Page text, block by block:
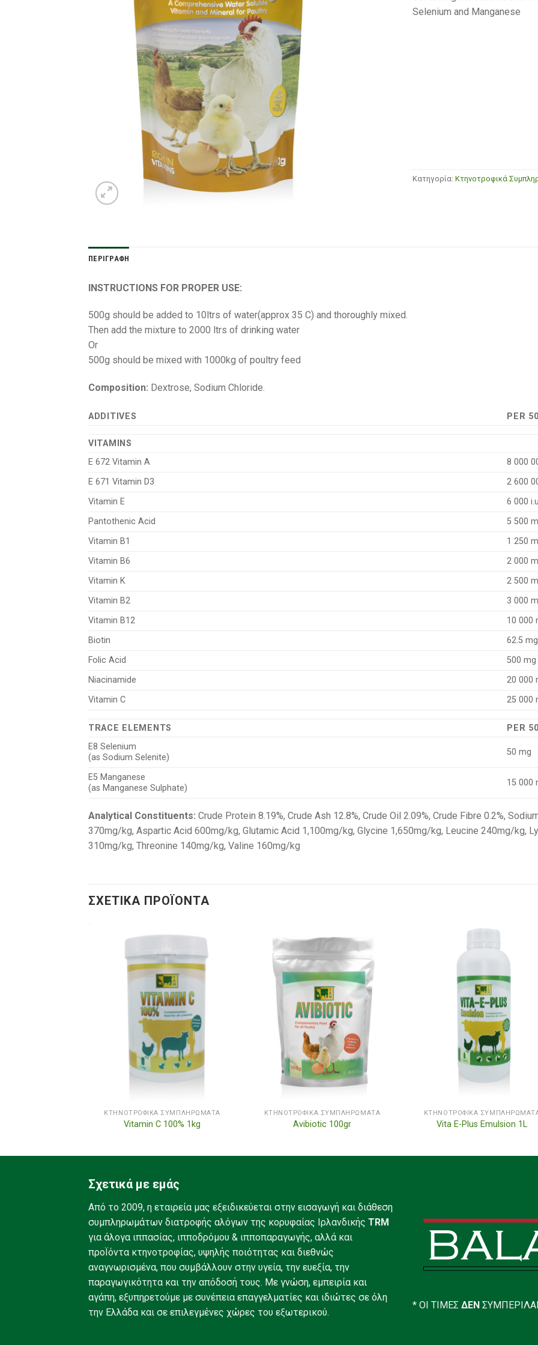
Selenium and Manganese
Κατηγορία: Κτηνοτροφικά
ΠΕΡΙΓΡΑΦΉ
INSTRUCTIONS FOR PROPER USE:
500g should be added to 10ltrs of water(approx 35 C) and thoroughly mixed.
Then add the mixture to 2000 ltrs of drinking water
Or
500g should be mixed with 1000kg of poultry feed
Composition: Dextrose, Sodium Chloride.
ADDITIVES PER
VITAMINS
E 672 Vitamin A
8 000
E 671 Vitamin D3
2 600
Vitamin E
6 000 i.u
Pantothenic Acid
5 500
Vitamin B1
1 250
Vitamin B6
2 000
Vitamin K
2 500
Vitamin B2
3 000
Vitamin B12
10 000
Biotin
62.5 mg
Folic Acid
500 mg
Niacinamide
20 000
Vitamin C
25 000
TRACE ELEMENTS
PER
E8 Selenium
(as Sodium Selenite)
50 mg
E5 Manganese
(as Manganese Sulphate)
15 000
Analytical Constituents: Crude Protein 8.19%, Crude Ash 12.8%, Crude Oil 2.09%, Crude Fibre 0.2%,
370mg/kg, Aspartic Acid 600mg/kg, Glutamic Acid 1,100mg/kg, Glycine 1,650mg/kg, Leucine 240mg/kg,
310mg/kg, Threonine 140mg/kg, Valine 160mg/kg
ΣΧΕΤΙΚΆ ΠΡΟΪΌΝΤΑ
ΚΤΗΝΟΤΡΟΦΙΚΆ ΣΥΜΠΛΗΡΏΜΑΤΑ
Vitamin C 100% 1kg
ΚΤΗΝΟΤΡΟΦΙΚΆ ΣΥΜΠΛΗΡΏΜΑΤΑ
Avibiotic 100gr
ΚΤΗΝΟΤΡΟΦΙΚΆ
Vita E-Plus Emulsion 1L
Σχετικά με εμάς
Από το 2009, η εταιρεία μας εξειδικεύεται στην εισαγωγή και διάθεση
συμπληρωμάτων διατροφής αλόγων της κορυφαίας Ιρλανδικής TRM
για άλογα ιππασίας, ιπποδρόμου & ιπποπαραγωγής, αλλά και
προΪόντα κτηνοτροφίας, υψηλής ποιότητας και διεθνώς
αναγνωρισμένα, που συμβάλλουν στην υγεία, την ευεξία, την
παραγωγικότητα και την απόδοσή τους. Με γνώση, εμπειρία και
αγάπη, εξυπηρετούμε με συνέπεια επαγγελματίες και ιδιώτες σε όλη
την Ελλάδα και σε επιλεγμένες χώρες του εξωτερικού.
* ΟΙ ΤΙΜΕΣ ΔΕΝ